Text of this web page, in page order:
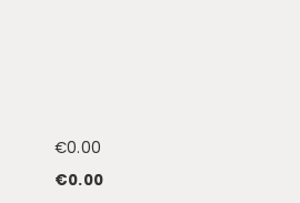
€0.00
€0.00